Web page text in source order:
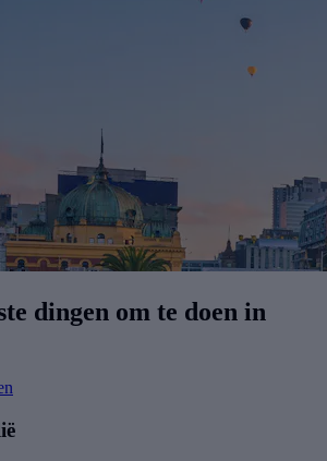
dingen om te doen in